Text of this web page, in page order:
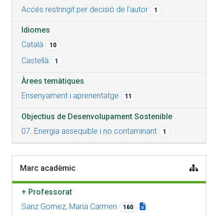
Accés restringit per decisió de l'autor 1
Idiomes
Català
10
Castellà 1
Àrees temàtiques
Ensenyament i aprenentatge
11
Objectius de Desenvolupament Sostenible
07. Energia assequible i no contaminant
1
Marc acadèmic
+ Professorat
Sanz Gomez, Maria Carmen
160